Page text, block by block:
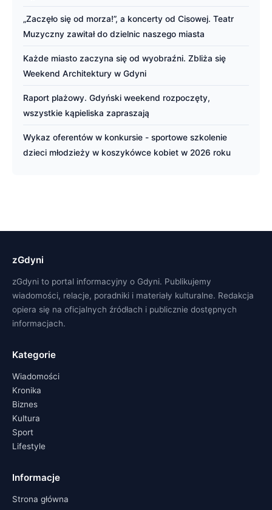
„Zaczęło się od morza!”, a koncerty od Cisowej. Teatr
Muzyczny zawitał do dzielnic naszego miasta
Każde miasto zaczyna się od wyobraźni. Zbliża się
Weekend Architektury w Gdyni
Raport plażowy. Gdyński weekend rozpoczęty,
wszystkie kąpieliska zapraszają
Wykaz oferentów w konkursie - sportowe szkolenie
dzieci młodzieży w koszykówce kobiet w 2026 roku
zGdyni
zGdyni to portal informacyjny o Gdyni. Publikujemy
wiadomości, relacje, poradniki i materiały kulturalne. Redakcja
opiera się na oficjalnych źródłach i publicznie dostępnych
informacjach.
Kategorie
Wiadomości
Kronika
Biznes
Kultura
Sport
Lifestyle
Informacje
Strona główna